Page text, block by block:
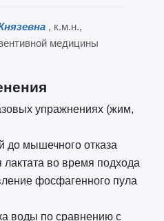
, к.м.н.,
медицины
упражнениях (жим,
до мышечного отказа
во время подхода
фосфагенного пула
воды по сравнению с